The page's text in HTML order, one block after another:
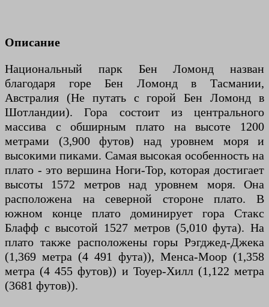
Описание
Национальный парк Бен Ломонд назван
благодаря горе Бен Ломонд в Тасмании,
Австралия (Не путать с горой Бен Ломонд в
Шотландии). Гора состоит из центрального
массива с обширным плато на высоте 1200
метрами (3,900 футов) над уровнем моря и
высокими пиками. Самая высокая особенность на
плато - это вершина Ноги-Тор, которая достигает
высоты 1572 метров над уровнем моря. Она
расположена на северной стороне плато. В
южном конце плато доминирует гора Стакс
Блафф с высотой 1527 метров (5,010 фута). На
плато также расположены горы Рэгджед-Джека
(1,369 метра (4 491 фута)), Менса-Моор (1,358
метра (4 455 футов)) и Тоуер-Хилл (1,122 метра
(3681 футов)).